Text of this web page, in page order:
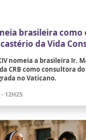
brasileira como
da Vida
nomeia a brasileira Ir.
CRB como consultora
no Vaticano.
12H25